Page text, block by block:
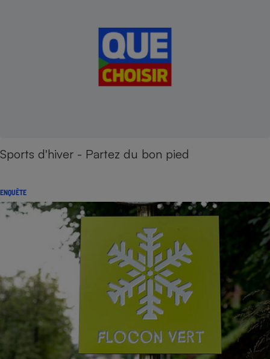
Sports d'hiver - Partez du bon pied
ENQUÊTE